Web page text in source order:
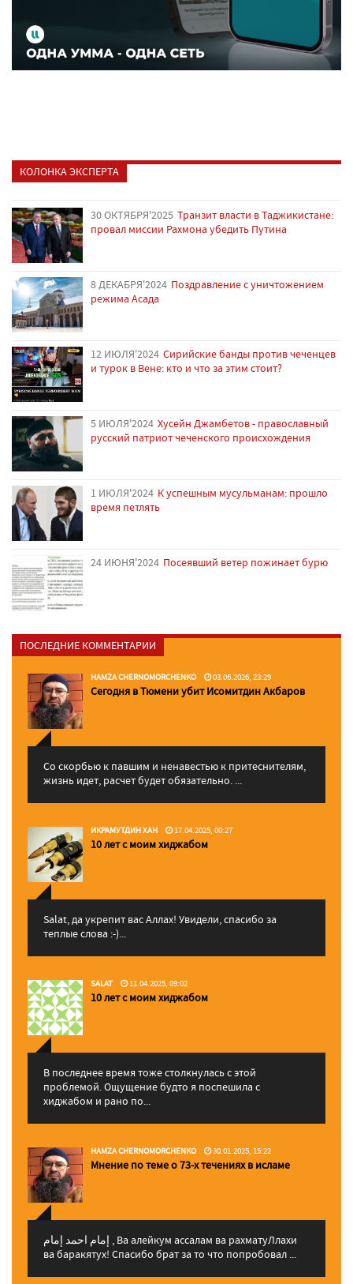
КОЛОНКА ЭКСПЕРТА
30 ОКТЯБРЯ'2025 Транзит власти в Таджикистане:
провал миссии Рахмона убедить Путина
8 ДЕКАБРЯ'2024 Поздравление с уничтожением
режима Асада
12 ИЮЛЯ'2024 Сирийские банды против чеченцев
и турок в Вене: кто и что за этим стоит?
5 ИЮЛЯ'2024 Хусейн Джамбетов - православный
русский патриот чеченского происхождения
1 ИЮЛЯ'2024 К успешным мусульманам: прошло
время петлять
24 ИЮНЯ'2024 Посеявший ветер пожинает бурю
ПОСЛЕДНИЕ КОММЕНТАРИИ
HAMZA CHERNOMORCHENKO 03.06.2026, 23:29
Сегодня в Тюмени убит Исомитдин Акбаров
Со скорбью к павшим и ненавестью к притеснителям,
жизнь идет, расчет будет обязательно. ...
ИКРАМУТДИН ХАН 17.04.2025, 00:27
10 лет с моим хиджабом
Salat, да укрепит вас Аллаx! Увидели, спасибо за
теплые слова :-)...
SALAT 11.04.2025, 09:02
10 лет с моим хиджабом
В последнее время тоже столкнулась с этой
проблемой. Ощущение будто я поспешила с
хиджабом и рано по...
HAMZA CHERNOMORCHENKO 30.01.2025, 15:22
Мнение по теме о 73-х течениях в исламе
إمام احمد إمام , Ва алейкум ассалам ва рахматуЛлахи
ва баракятух! Спасибо брат за то что попробовал ...